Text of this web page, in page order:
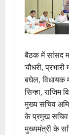
बैठक में सांसद
चौधरी,
बघेल, विधायक
सिन्हा, राजिम
मुख्य सचिव
के प्रमुख सचिव
मुख्यमंत्री के